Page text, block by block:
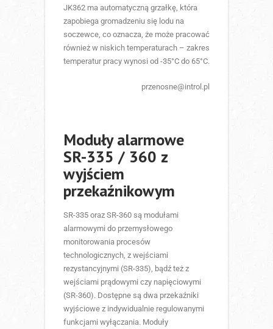
JK362 ma automatyczną grzałkę, która
zapobiega gromadzeniu się lodu na
soczewce, co oznacza, że może pracować
również w niskich temperaturach – zakres
temperatur pracy wynosi od -35°C do 65°C.
przenosne@introl.pl
Moduły alarmowe
SR-335 / 360 z
wyjściem
przekaźnikowym
SR-335 oraz SR-360 są modułami
alarmowymi do przemysłowego
monitorowania procesów
technologicznych, z wejściami
rezystancyjnymi (SR-335), bądź też z
wejściami prądowymi czy napięciowymi
(SR-360). Dostępne są dwa przekaźniki
wyjściowe z indywidualnie regulowanymi
funkcjami wyłączania. Moduły